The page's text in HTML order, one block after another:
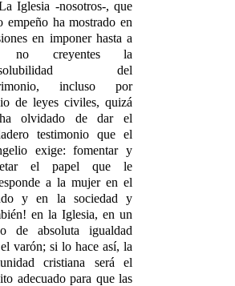
Iglesia -nosotros-, que
empeño ha mostrado en
en imponer hasta a
no creyentes la
del
incluso por
de leyes civiles, quizá
olvidado de dar el
testimonio que el
exige: fomentar y
el papel que le
a la mujer en el
y en la sociedad y
en la Iglesia, en un
de absoluta igualdad
varón; si lo hace así, la
cristiana será el
adecuado para que las